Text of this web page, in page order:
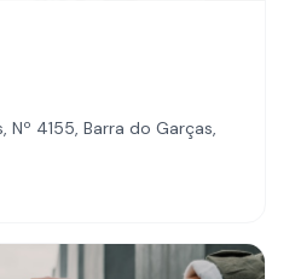
Nº 4155, Barra do Garças,